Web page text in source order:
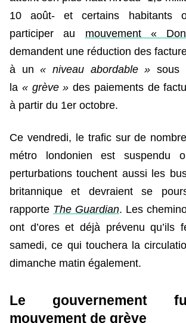
10 août- et certains habitants
participer au
mouvement «
demandent une réduction des
à un « niveau abordable » sous
la « grève » des paiements de
à partir du 1er octobre.
Ce vendredi, le trafic sur de
métro londonien est suspendu
perturbations touchent aussi les
britannique et devraient se
rapporte The Guardian. Les
ont d’ores et déjà prévenu qu’ils
samedi, ce qui touchera la
dimanche matin également.
Le gouvernement
mouvement de grève